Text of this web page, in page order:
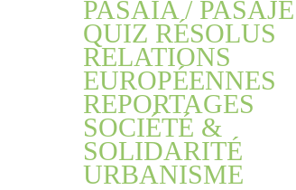
PASAIA /
QUIZ RÉSOLUS
RELATIONS
EUROPÉENNES
REPORTAGES
SOCIÉTÉ &
SOLIDARITÉ
URBANISME